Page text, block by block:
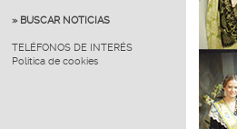
» BUSCAR NOTICIAS
TELÉFONOS DE INTERÉS
Política de cookies